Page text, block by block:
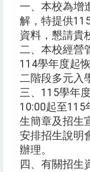
一、本校為增
解，特提供
資料，懇請貴
二、本校經營
114學年度起
二階段多元入
三、115學年
10:00起至115
生簡章及招生
安排招生說明
辦理。
四、有關招生